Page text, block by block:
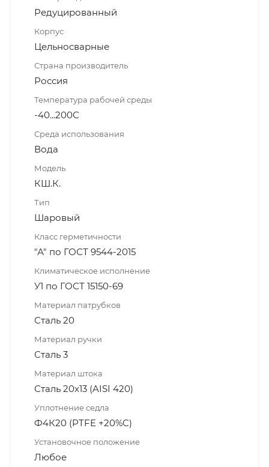
Редуцированный
Корпус
Цельносварные
Страна производитель
Россия
Температура рабочей среды
-40...200С
Среда использования
Вода
Модель
КШ.К.
Тип
Шаровый
Класс герметичности
"А" по ГОСТ 9544-2015
Климатическое исполнение
У1 по ГОСТ 15150-69
Материал патрубков
Сталь 20
Материал ручки
Сталь 3
Материал штока
Сталь 20х13 (AISI 420)
Уплотнение седла
Ф4К20 (PTFE +20%C)
Установочное положение
Любое